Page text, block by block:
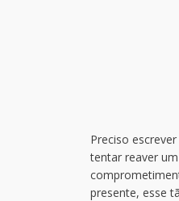
Preciso
tentar reaver
presente, esse